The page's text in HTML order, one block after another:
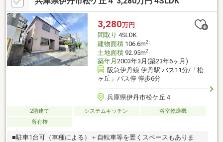
3,280万円
間取り 4SLDK
建物面積106.6m2
土地面積92.95m2
築年月 2003年3月(築23年6ヶ月)
阪急伊丹線 伊丹駅 バス11分/「松
ヶ丘」バス停 停歩6分
兵庫県伊丹市松ケ丘４
2階建て システムキッチン
浴室乾燥機
所有権
■駐車1台可（車種による）＋自転車等を置くスペースもありま